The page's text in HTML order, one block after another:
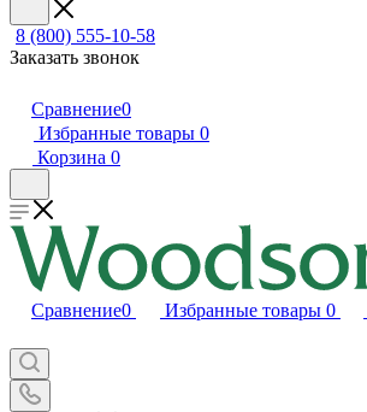
8 (800) 555-10-58
Заказать звонок
Сравнение0
Избранные товары 0
Корзина 0
Сравнение0 Избранные товары 0